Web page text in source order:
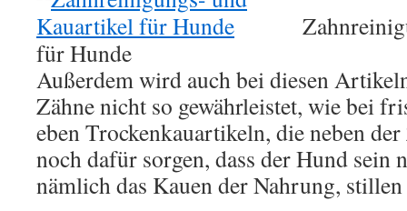
für Hunde
Außerdem wird auch bei diesen
Zähne nicht so gewährleistet, wie bei
eben Trockenkauartikeln, die neben
noch dafür sorgen, dass der Hund sein
nämlich das Kauen der Nahrung,